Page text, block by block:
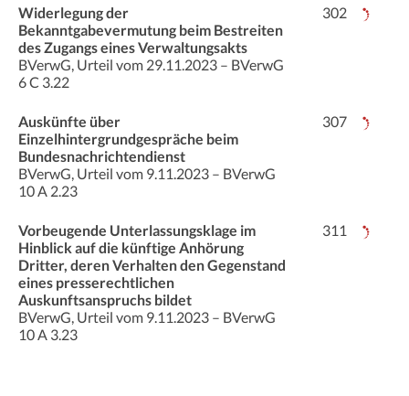
Widerlegung der
Bekanntgabevermutung beim Bestreiten
des Zugangs eines Verwaltungsakts
BVerwG, Urteil vom 29.11.2023 – BVerwG
6 C 3.22
302
Auskünfte über
Einzelhintergrundgespräche beim
Bundesnachrichtendienst
BVerwG, Urteil vom 9.11.2023 – BVerwG
10 A 2.23
307
Vorbeugende Unterlassungsklage im
Hinblick auf die künftige Anhörung
Dritter, deren Verhalten den Gegenstand
eines presserechtlichen
Auskunftsanspruchs bildet
BVerwG, Urteil vom 9.11.2023 – BVerwG
10 A 3.23
311